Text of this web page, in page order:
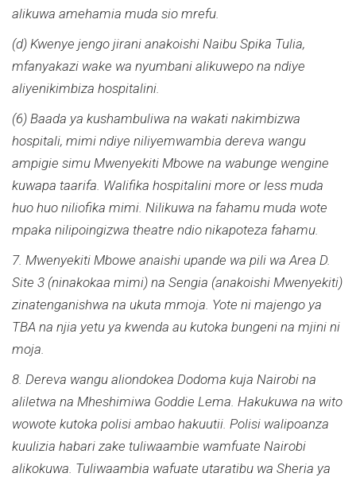
alikuwa amehamia muda sio mrefu.
(d) Kwenye jengo jirani anakoishi Naibu Spika Tulia,
mfanyakazi wake wa nyumbani alikuwepo na ndiye
aliyenikimbiza hospitalini.
(6) Baada ya kushambuliwa na wakati nakimbizwa
hospitali, mimi ndiye niliyemwambia dereva wangu
ampigie simu Mwenyekiti Mbowe na wabunge wengine
kuwapa taarifa. Walifika hospitalini more or less muda
huo huo niliofika mimi. Nilikuwa na fahamu muda wote
mpaka nilipoingizwa theatre ndio nikapoteza fahamu.
7. Mwenyekiti Mbowe anaishi upande wa pili wa Area D.
Site 3 (ninakokaa mimi) na Sengia (anakoishi Mwenyekiti)
zinatenganishwa na ukuta mmoja. Yote ni majengo ya
TBA na njia yetu ya kwenda au kutoka bungeni na mjini ni
moja.
8. Dereva wangu aliondokea Dodoma kuja Nairobi na
aliletwa na Mheshimiwa Goddie Lema. Hakukuwa na wito
wowote kutoka polisi ambao hakuutii. Polisi walipoanza
kuulizia habari zake tuliwaambie wamfuate Nairobi
alikokuwa. Tuliwaambia wafuate utaratibu wa Sheria ya